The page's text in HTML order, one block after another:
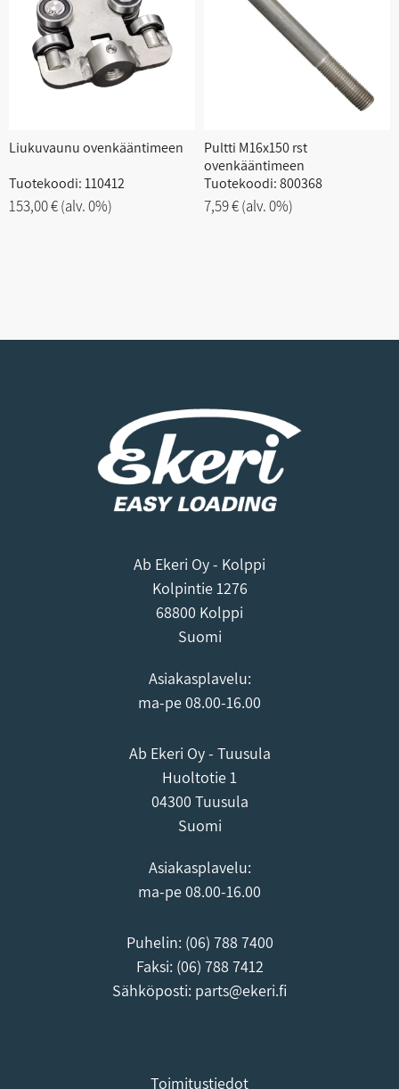
Liukuvaunu ovenkääntimeen
Tuotekoodi: 110412
153,00 €(alv. 0%)
Pultti M16x150 rst
ovenkääntimeen
Tuotekoodi: 800368
7,59 €(alv. 0%)
Ab Ekeri Oy - Kolppi
Kolpintie 1276
68800 Kolppi
Suomi
Asiakasplavelu:
ma-pe 08.00-16.00
Ab Ekeri Oy - Tuusula
Huoltotie 1
04300 Tuusula
Suomi
Asiakasplavelu:
ma-pe 08.00-16.00
Puhelin: (06) 788 7400
Faksi: (06) 788 7412
Sähköposti: parts@ekeri.fi
Toimitustiedot